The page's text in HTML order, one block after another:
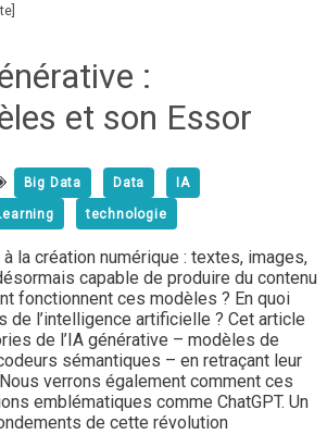
:
et son Essor
Big Data Data IA
technologie
la création numérique : textes, images,
capable de produire du contenu
fonctionnent ces modèles ? En quoi
l’intelligence artificielle ? Cet article
de l’IA générative – modèles de
sémantiques – en retraçant leur
verrons également comment ces
emblématiques comme ChatGPT. Un
de cette révolution